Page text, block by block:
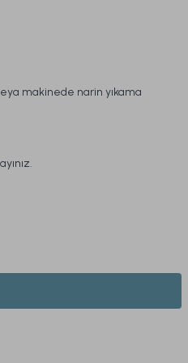
makinede narin yıkama